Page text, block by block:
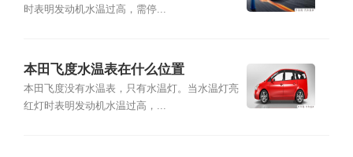
时表明发动机水温过高，需停...
本田飞度水温表在什么位置
本田飞度没有水温表，只有水温灯。当水温灯亮
红灯时表明发动机水温过高，...